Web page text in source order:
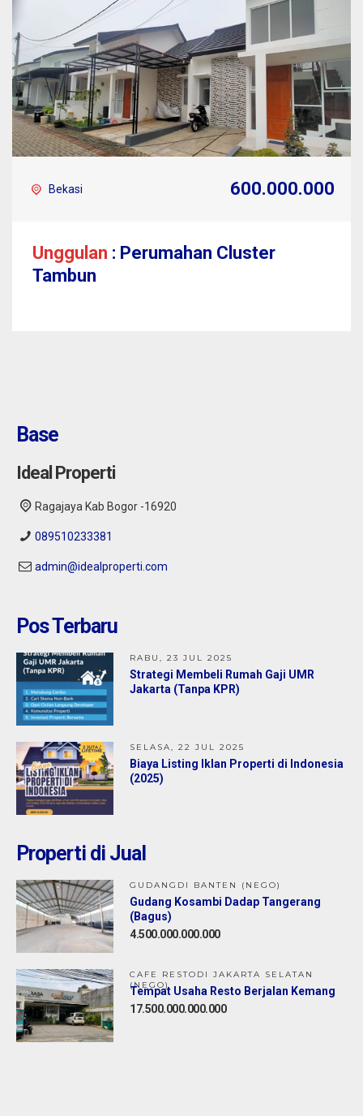
Bekasi 600.000.000
Unggulan : Perumahan Cluster
Tambun
Base
Ideal Properti
Ragajaya Kab Bogor -16920
089510233381
admin@idealproperti.com
Pos Terbaru
RABU, 23 JUL 2025
Strategi Membeli Rumah Gaji UMR
Jakarta (Tanpa KPR)
SELASA, 22 JUL 2025
Biaya Listing Iklan Properti di Indonesia
(2025)
Properti di Jual
GUDANGDI BANTEN (NEGO)
Gudang Kosambi Dadap Tangerang
(Bagus)
4.500.000.000.000
CAFE RESTODI JAKARTA SELATAN
(NEGO)
Tempat Usaha Resto Berjalan Kemang
17.500.000.000.000